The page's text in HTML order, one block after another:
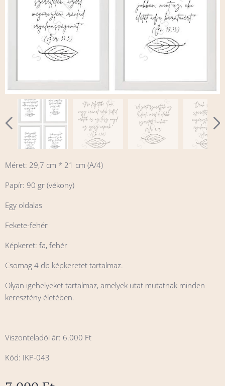
Méret: 29,7 cm * 21 cm (A/4)
Papír: 90 gr (vékony)
Egy oldalas
Fekete-fehér
Képkeret: fa, fehér
Csomag 4 db képkeretet tartalmaz.
Olyan igehelyeket tartalmaz, amelyek utat mutatnak minden
keresztény életében.
Viszonteladói ár: 6.000 Ft
Kód: IKP-043